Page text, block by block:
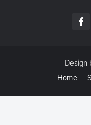
Design
Home